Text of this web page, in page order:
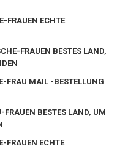
FRAUEN ECHTE
FRAUEN BESTES LAND,
FRAU MAIL -BESTELLUNG
BESTES LAND, UM
FRAUEN ECHTE